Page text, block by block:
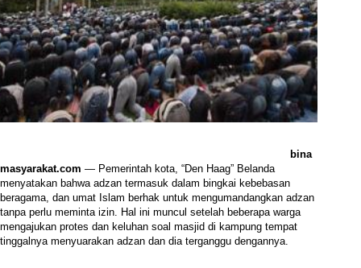
bina
masyarakat.com — Pemerintah kota, “Den Haag” Belanda
menyatakan bahwa adzan termasuk dalam bingkai kebebasan
beragama, dan umat Islam berhak untuk mengumandangkan adzan
tanpa perlu meminta izin. Hal ini muncul setelah beberapa warga
mengajukan protes dan keluhan soal masjid di kampung tempat
tinggalnya menyuarakan adzan dan dia terganggu dengannya.